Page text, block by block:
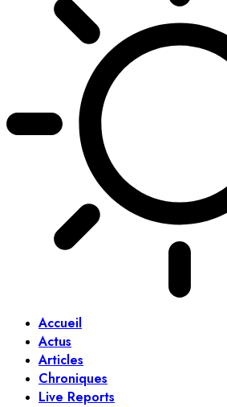
Accueil
Actus
Articles
Chroniques
Live Reports